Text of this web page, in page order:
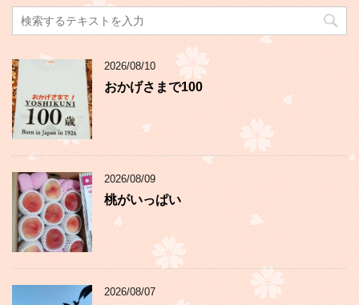
2026/08/10
おかげさまで100
2026/08/09
桃がいっぱい
2026/08/07